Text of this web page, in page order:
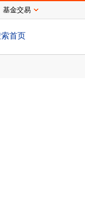
首页
基金交易